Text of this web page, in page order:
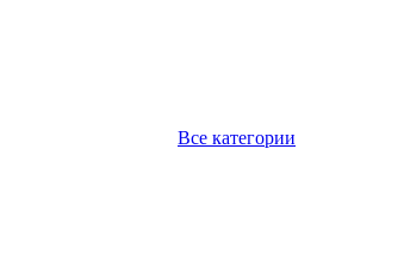
Все категории